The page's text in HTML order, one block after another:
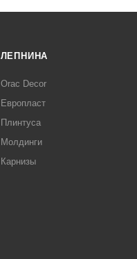
ЛЕПНИНА
Orac Decor
Европласт
Плинтуса
Молдинги
Карнизы